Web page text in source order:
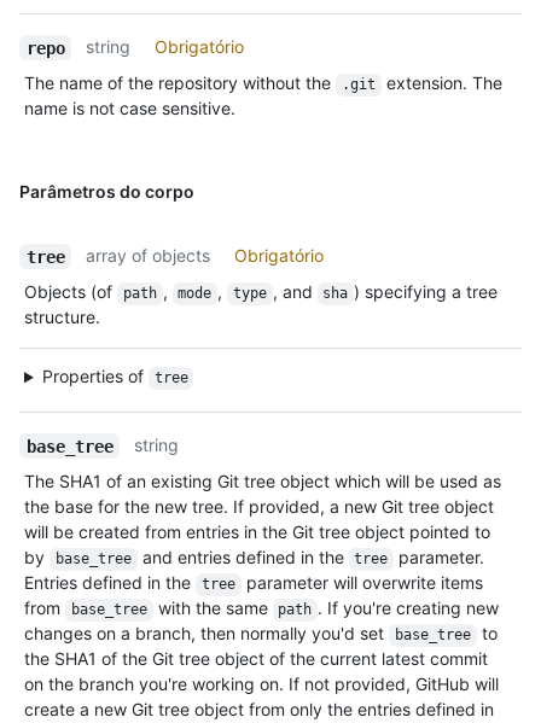
repo string
Obrigatório
The name of the repository without the
.git
extension. The
name is not case sensitive.
Parâmetros do corpo
tree array of objects
Obrigatório
Objects (of
path , mode , type , and sha ) specifying a tree
structure.
Properties of tree
base_tree
string
The SHA1 of an existing Git tree object which will be used as
the base for the new tree. If provided, a new Git tree object
will be created from entries in the Git tree object pointed to
by
base_tree and entries defined in the tree
parameter.
Entries defined in the
tree
parameter will overwrite items
from
base_tree with the same path . If you're creating new
changes on a branch, then normally you'd set
base_tree
to
the SHA1 of the Git tree object of the current latest commit
on the branch you're working on. If not provided, GitHub will
create a new Git tree object from only the entries defined in